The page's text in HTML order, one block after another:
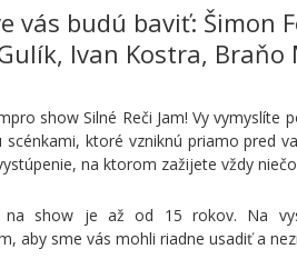
vás budú baviť: Šimon
Ivan Kostra, Braňo
show Silné Reči Jam! Vy vymyslíte
ktoré vzniknú priamo pred
na ktorom zažijete vždy
na show je až od 15 rokov. Na
aby sme vás mohli riadne usadiť a